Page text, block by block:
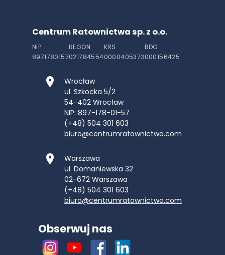
Centrum Ratownictwa sp. z o.o.
NIP
8971780157
REGON
021784554
KRS
0000405373
BDO
000156425
Wrocław
ul. Szkocka 5/2
54-402 Wrocław
NIP: 897-178-01-57
(+48) 504 301 603
biuro@centrumratownictwa.com
Warszawa
ul. Domaniewska 32
02-672 Warszawa
(+48) 504 301 603
biuro@centrumratownictwa.com
Obserwuj nas